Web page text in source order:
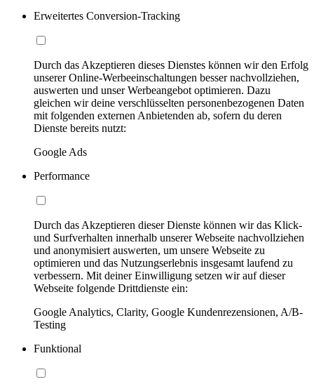
Erweitertes Conversion-Tracking
Durch das Akzeptieren dieses Dienstes können wir den Erfolg
unserer Online-Werbeeinschaltungen besser nachvollziehen,
auswerten und unser Werbeangebot optimieren. Dazu
gleichen wir deine verschlüsselten personenbezogenen Daten
mit folgenden externen Anbietenden ab, sofern du deren
Dienste bereits nutzt:
Google Ads
Performance
Durch das Akzeptieren dieser Dienste können wir das Klick-
und Surfverhalten innerhalb unserer Webseite nachvollziehen
und anonymisiert auswerten, um unsere Webseite zu
optimieren und das Nutzungserlebnis insgesamt laufend zu
verbessern. Mit deiner Einwilligung setzen wir auf dieser
Webseite folgende Drittdienste ein:
Google Analytics, Clarity, Google Kundenrezensionen, A/B-
Testing
Funktional